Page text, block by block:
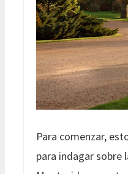
Para comenzar,
para indagar sobre